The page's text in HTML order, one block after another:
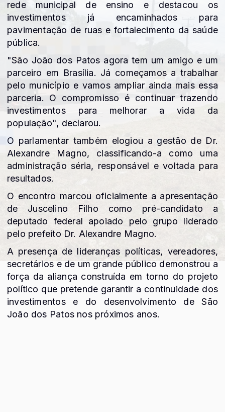
rede municipal de ensino e destacou os
investimentos já encaminhados para
pavimentação de ruas e fortalecimento da saúde
pública.
"São João dos Patos agora tem um amigo e um
parceiro em Brasília. Já começamos a trabalhar
pelo município e vamos ampliar ainda mais essa
parceria. O compromisso é continuar trazendo
investimentos para melhorar a vida da
população", declarou.
O parlamentar também elogiou a gestão de Dr.
Alexandre Magno, classificando-a como uma
administração séria, responsável e voltada para
resultados.
O encontro marcou oficialmente a apresentação
de Juscelino Filho como pré-candidato a
deputado federal apoiado pelo grupo liderado
pelo prefeito Dr. Alexandre Magno.
A presença de lideranças políticas, vereadores,
secretários e de um grande público demonstrou a
força da aliança construída em torno do projeto
político que pretende garantir a continuidade dos
investimentos e do desenvolvimento de São
João dos Patos nos próximos anos.